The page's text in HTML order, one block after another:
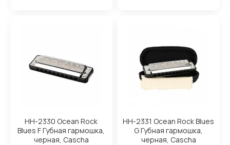
HH-2330 Ocean Rock
Blues F Губная гармошка,
черная, Cascha
HH-2331 Ocean Rock Blues
G Губная гармошка,
черная, Cascha